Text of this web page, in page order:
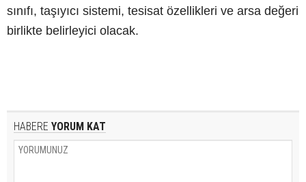
sınıfı, taşıyıcı sistemi, tesisat özellikleri ve arsa değeri
birlikte belirleyici olacak.
HABERE YORUM KAT